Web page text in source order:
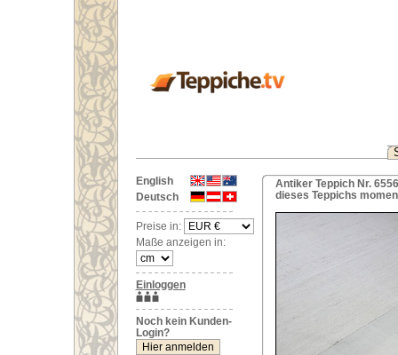
English
Deutsch
Preise in:
Maße anzeigen in:
Einloggen
Noch kein Kunden-
Login?
Antiker Teppich Nr.
dieses Teppichs